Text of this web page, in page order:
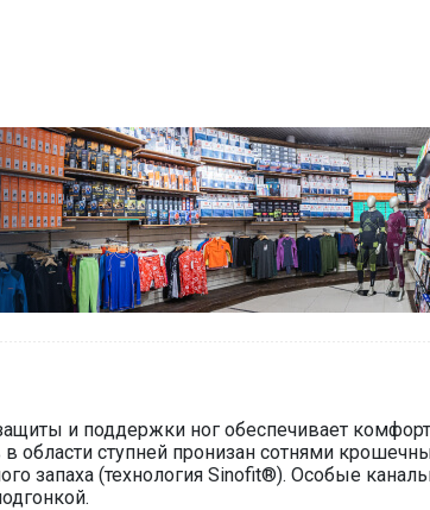
и поддержки ног обеспечивает
области ступней пронизан сотнями
запаха (технология Sinofit®). Особые